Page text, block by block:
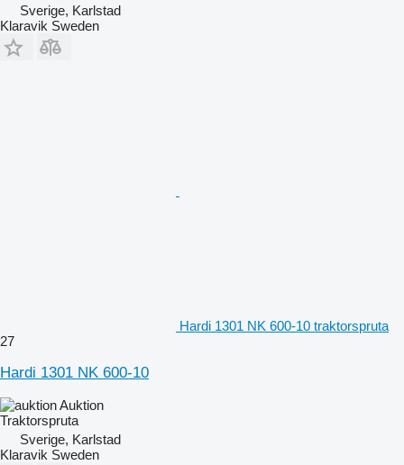
Sverige, Karlstad
Klaravik Sweden
Hardi 1301 NK 600-10 traktorspruta
27
Hardi 1301 NK 600-10
Auktion
Traktorspruta
Sverige, Karlstad
Klaravik Sweden